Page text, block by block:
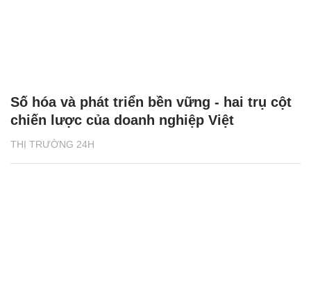
THỊ TRƯỜNG 24H
Số hóa và phát triển bền vững - hai trụ cột
chiến lược của doanh nghiệp Việt